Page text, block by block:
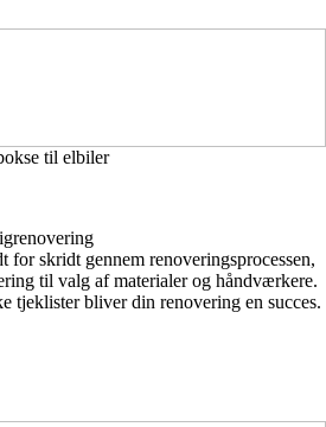
til elbiler
for skridt gennem renoveringsprocessen,
til valg af materialer og håndværkere.
tjeklister bliver din renovering en succes.